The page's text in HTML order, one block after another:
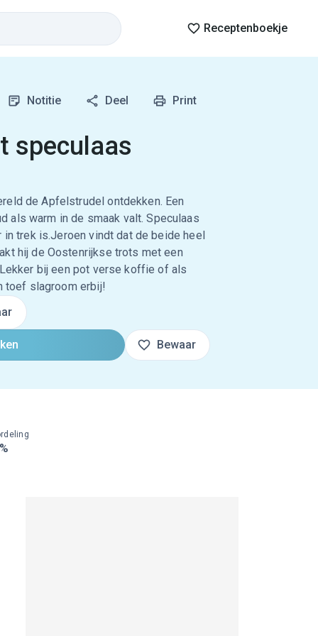
Receptenboekje
Notitie Deel Print
speculaas
de Apfelstrudel ontdekken. Een
als warm in de smaak valt. Speculaas
trek is.Jeroen vindt dat de beide heel
hij de Oostenrijkse trots met een
Lekker bij een pot verse koffie of als
toef slagroom erbij!
Bewaar